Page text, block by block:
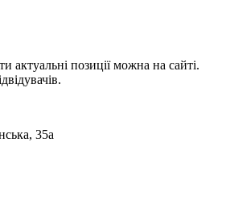
актуальні позиції можна на сайті.
35а